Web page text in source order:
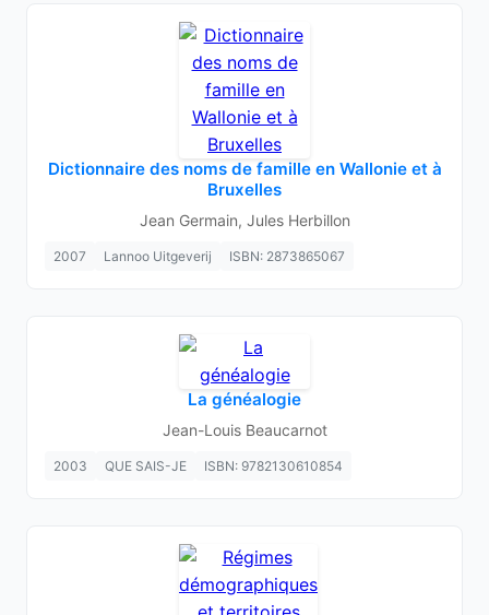
Dictionnaire des noms de famille en Wallonie et à
Bruxelles
Jean Germain, Jules Herbillon
2007 Lannoo Uitgeverij ISBN: 2873865067
La généalogie
Jean-Louis Beaucarnot
2003 QUE SAIS-JE ISBN: 9782130610854